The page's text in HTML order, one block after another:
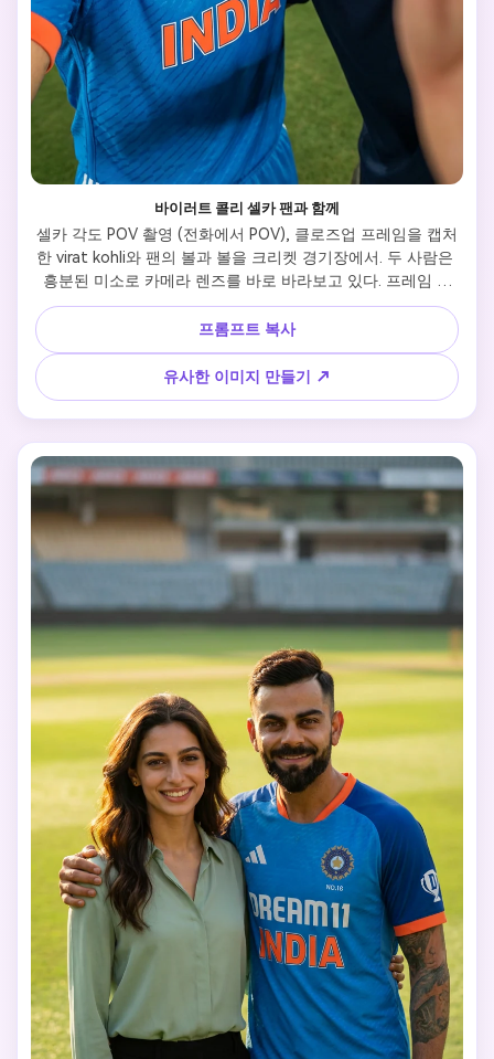
바이러트 콜리 셀카 팬과 함께
셀카 각도 POV 촬영 (전화에서 POV), 클로즈업 프레임을 캡처
한 virat kohli와 팬의 볼과 볼을 크리켓 경기장에서. 두 사람은
흥분된 미소로 카메라 렌즈를 바로 바라보고 있다. 프레임 안
에 전화기가 보이지 않습니다 (카메라는 화면 밖에서 확장된
팔에 의해 잡혀 있습니다). 상징적인 블루 인디아 No.18 유니
폼을 입은 virat kohli, 날카로운 사이드 페이드와 그의 상징적
인 정교한 연결된 수염을 가진 2026년 모던한 키프 헤어스타
일을 스타일링했다. 낮은 각도의 영웅은 경기장의 불빛을 강조
하고 배경에서 희미한 환호하는 군중을 강조했다. 진정한 솔직
한 순간, 활기찬 매력적인 표정. 초사실적인 피부 텍스처, 땀의
디테일, 얼굴에 날카로운 초점, 셀카의 전형적인 24mm 광각
렌즈 왜곡, 고품질 8k 포토리얼.
프롬프트 복사
유사한 이미지 만들기 ↗